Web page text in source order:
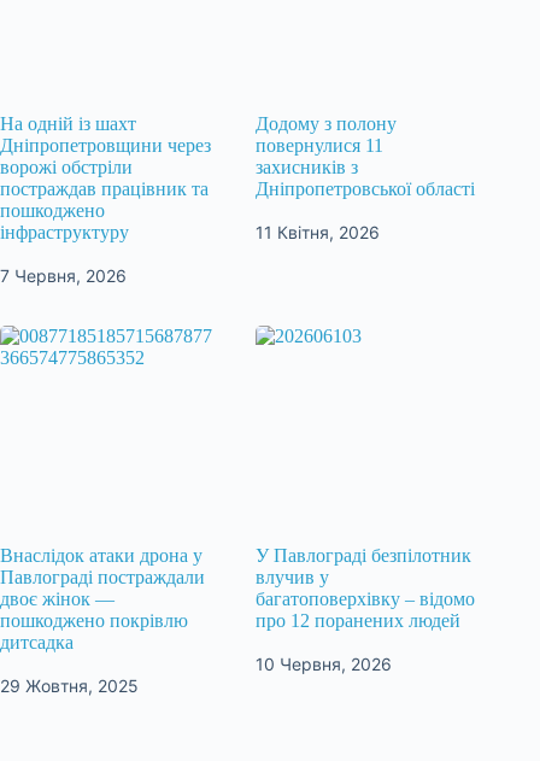
На одній із шахт
Дніпропетровщини через
ворожі обстріли
постраждав працівник та
пошкоджено
інфраструктуру
7 Червня, 2026
Додому з полону
повернулися 11
захисників з
Дніпропетровської області
11 Квітня, 2026
Внаслідок атаки дрона у
Павлограді постраждали
двоє жінок —
пошкоджено покрівлю
дитсадка
29 Жовтня, 2025
У Павлограді безпілотник
влучив у
багатоповерхівку – відомо
про 12 поранених людей
10 Червня, 2026